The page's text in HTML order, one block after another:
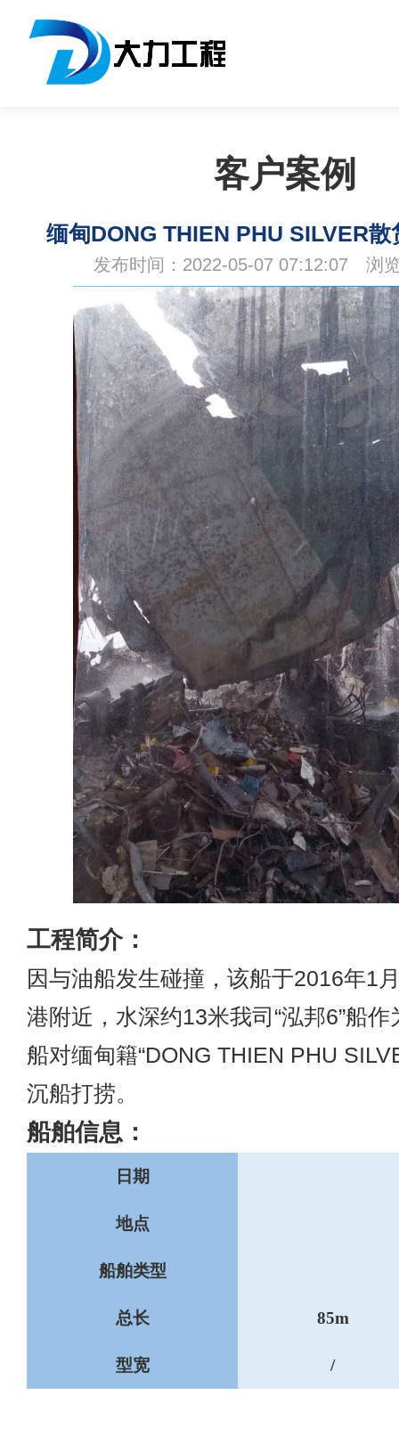
客户案例
缅甸DONG THIEN PHU SILVER散
发布时间：2022-05-07 07:12:07 浏
工程简介：
因与油船发生碰撞，该船于2016年1
港附近，水深约13米我司“泓邦6”船
船对缅甸籍“DONG THIEN PHU
沉船打捞。
船舶信息：
日期
地点
船舶类型
总长 85m
型宽 /